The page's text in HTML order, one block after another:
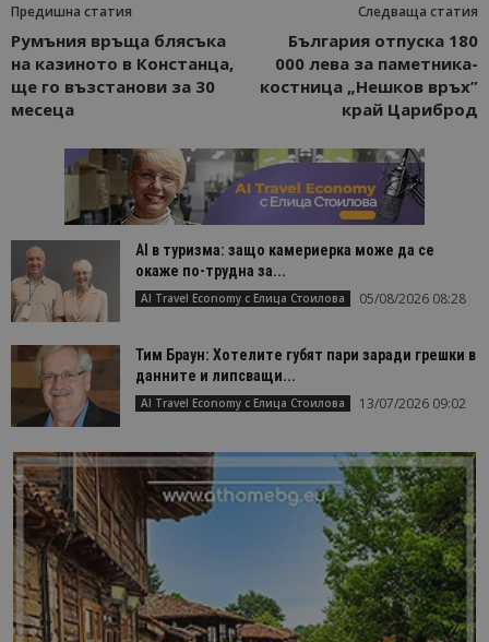
Предишна статия
Румъния връща блясъка
на казиното в Констанца,
ще го възстанови за 30
месеца
Следваща статия
България отпуска 180
000 лева за паметника-
костница „Нешков връх”
край Цариброд
AI в туризма: защо камериерка може да се
окаже по-трудна за...
AI Travel Economy с Елица Стоилова 05/08/2026 08:28
Тим Браун: Хотелите губят пари заради грешки в
данните и липсващи...
AI Travel Economy с Елица Стоилова 13/07/2026 09:02